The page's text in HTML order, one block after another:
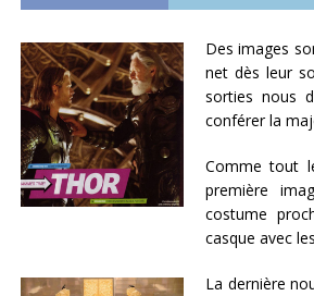
Des images
net dès leur
sorties nous
conférer la
Comme tout
première
costume
casque avec
La dernière